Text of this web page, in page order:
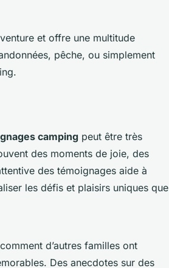
et offre une multitude
pêche, ou simplement
camping peut être très
des moments de joie, des
des témoignages aide à
les défis et plaisirs uniques que
d’autres familles ont
Des anecdotes sur des